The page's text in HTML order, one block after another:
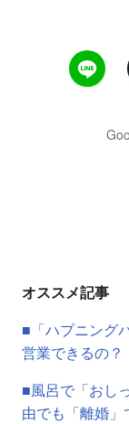
オススメ記事
■「ハプニング
営業できるの？
■風呂で「おし
由でも「離婚」